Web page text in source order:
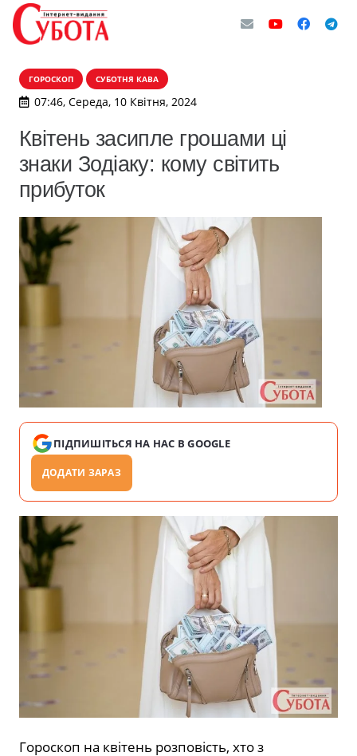
ГОРОСКОП СУБОТНЯ КАВА
07:46, Середа, 10 Квітня, 2024
Квітень засипле грошами ці
знаки Зодіаку: кому світить
прибуток
ПІДПИШІТЬСЯ НА НАС В GOOGLE
ДОДАТИ ЗАРАЗ
Гороскоп на квітень розповість, хто з